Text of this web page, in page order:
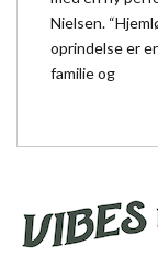
Nielsen.
oprindelse er
familie og